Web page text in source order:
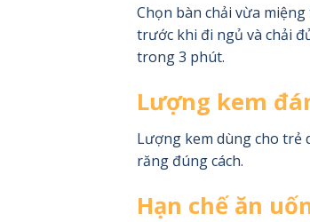
Chọn bàn chải vừa
trước khi đi ngủ và chải
trong 3 phút.
Lượng kem
Lượng kem dùng cho trẻ
răng đúng cách.
Hạn chế ăn